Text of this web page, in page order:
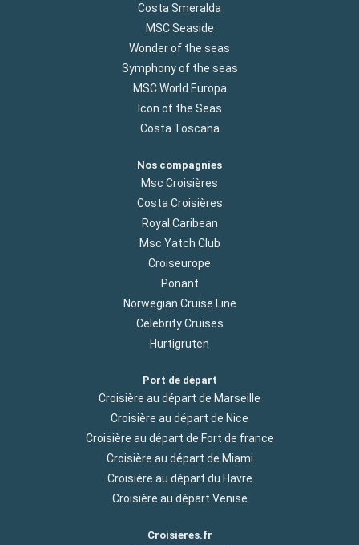
Costa Smeralda
MSC Seaside
Wonder of the seas
Symphony of the seas
MSC World Europa
Icon of the Seas
Costa Toscana
Nos compagnies
Msc Croisières
Costa Croisières
Royal Caribean
Msc Yatch Club
Croiseurope
Ponant
Norwegian Cruise Line
Celebrity Cruises
Hurtigruten
Port de départ
Croisière au départ de Marseille
Croisière au départ de Nice
Croisière au départ de Fort de france
Croisière au départ de Miami
Croisière au départ du Havre
Croisière au départ Venise
Croisieres.fr